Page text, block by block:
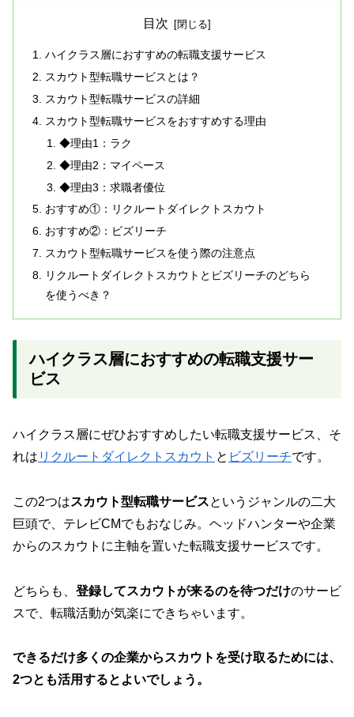
目次
ハイクラス層におすすめの転職支援サービス
スカウト型転職サービスとは？
スカウト型転職サービスの詳細
スカウト型転職サービスをおすすめする理由
◆理由1：ラク
◆理由2：マイペース
◆理由3：求職者優位
おすすめ①：リクルートダイレクトスカウト
おすすめ②：ビズリーチ
スカウト型転職サービスを使う際の注意点
リクルートダイレクトスカウトとビズリーチのどちら
を使うべき？
ハイクラス層におすすめの転職支援サー
ビス
ハイクラス層にぜひおすすめしたい転職支援サービス、そ
れは リクルートダイレクトスカウト と ビズリーチです。
この2つはスカウト型転職サービスというジャンルの二大
巨頭で、テレビCMでもおなじみ。ヘッドハンターや企業
からのスカウトに主軸を置いた転職支援サービスです。
どちらも、 登録してスカウトが来るのを待つだけのサービ
スで、転職活動が気楽にできちゃいます。
できるだけ多くの企業からスカウトを受け取るためには、
2つとも活用するとよいでしょう。